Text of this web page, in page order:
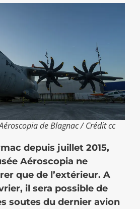
de Blagnac / Crédit cc
depuis juillet 2015,
Aéroscopia ne
que de l’extérieur. A
il sera possible de
soutes du dernier avion